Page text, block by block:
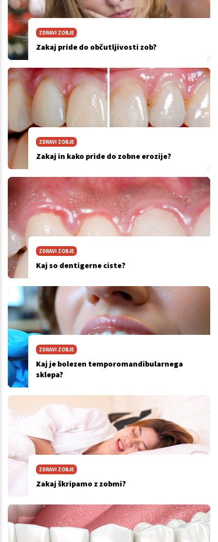
ZDRAVI ZOBJE
Zakaj pride do občutljivosti zob?
ZDRAVI ZOBJE
Zakaj in kako pride do zobne erozije?
ZDRAVI ZOBJE
Kaj so dentigerne ciste?
ZDRAVI ZOBJE
Kaj je bolezen temporomandibularnega
sklepa?
ZDRAVI ZOBJE
Zakaj škripamo z zobmi?